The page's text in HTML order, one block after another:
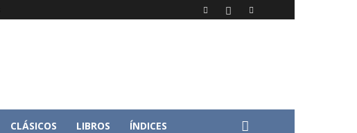
CLÁSICOS LIBROS ÍNDICES